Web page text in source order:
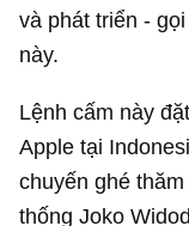
và phát triển -
này.
Lệnh cấm này
Apple tại
chuyến ghé
thống Joko